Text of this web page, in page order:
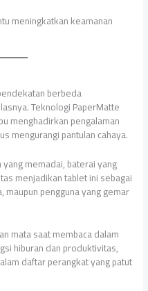
meningkatkan keamanan
berbeda
Teknologi PaperMatte
menghadirkan pengalaman
mengurangi pantulan cahaya.
memadai, baterai yang
menjadikan tablet ini sebagai
pengguna yang gemar
mata saat membaca dalam
hiburan dan produktivitas,
daftar perangkat yang patut